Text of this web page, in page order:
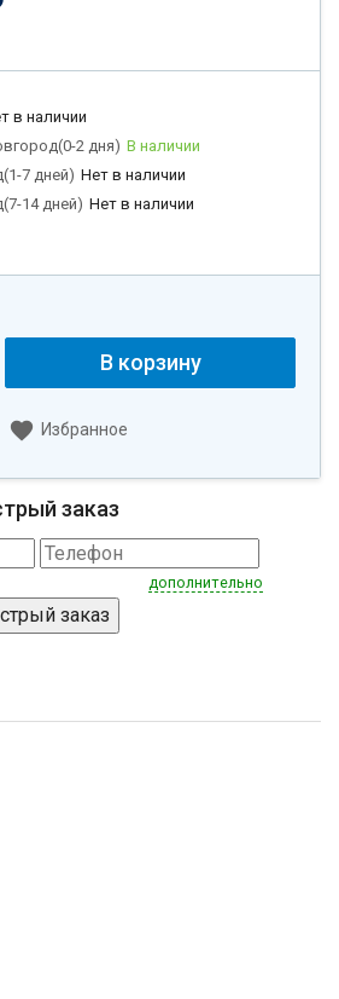
в наличии
2 дня) В наличии
7 дней) Нет в наличии
14 дней) Нет в наличии
В корзину
Избранное
заказ
дополнительно